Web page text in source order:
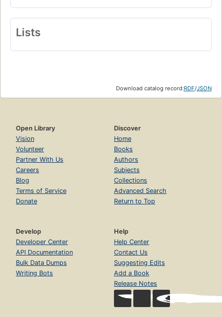
Lists
Download catalog record:RDF/JSON
Open Library
Vision
Volunteer
Partner With Us
Careers
Blog
Terms of Service
Donate
Discover
Home
Books
Authors
Subjects
Collections
Advanced Search
Return to Top
Develop
Developer Center
API Documentation
Bulk Data Dumps
Writing Bots
Help
Help Center
Contact Us
Suggesting Edits
Add a Book
Release Notes